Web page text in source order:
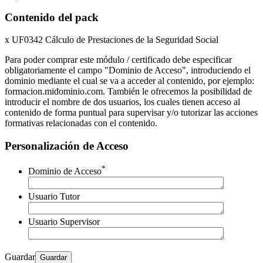
Contenido del pack
x UF0342 Cálculo de Prestaciones de la Seguridad Social
Para poder comprar este módulo / certificado debe especificar
obligatoriamente el campo "Dominio de Acceso", introduciendo el
dominio mediante el cual se va a acceder al contenido, por ejemplo:
formacion.midominio.com. También le ofrecemos la posibilidad de
introducir el nombre de dos usuarios, los cuales tienen acceso al
contenido de forma puntual para supervisar y/o tutorizar las acciones
formativas relacionadas con el contenido.
Personalización de Acceso
Dominio de Acceso*
Usuario Tutor
Usuario Supervisor
Guardar